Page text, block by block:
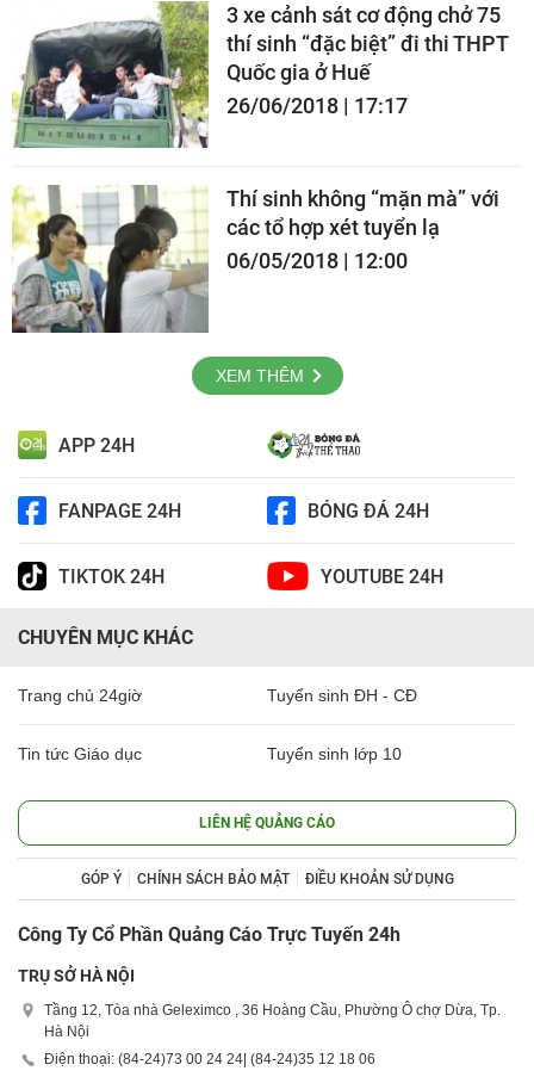
3 xe cảnh sát cơ động chở 75
thí sinh “đặc biệt” đi thi THPT
Quốc gia ở Huế
26/06/2018 | 17:17
Thí sinh không “mặn mà” với
các tổ hợp xét tuyển lạ
06/05/2018 | 12:00
XEM THÊM
APP 24H
FANPAGE 24H BÓNG ĐÁ 24H
TIKTOK 24H YOUTUBE 24H
CHUYÊN MỤC KHÁC
Trang chủ 24giờ Tuyển sinh ĐH - CĐ
Tin tức Giáo dục Tuyển sinh lớp 10
LIÊN HỆ QUẢNG CÁO
GÓP Ý CHÍNH SÁCH BẢO MẬT ĐIỀU KHOẢN SỬ DỤNG
Công Ty Cổ Phần Quảng Cáo Trực Tuyến 24h
TRỤ SỞ HÀ NỘI
Tầng 12, Tòa nhà Geleximco , 36 Hoàng Cầu, Phường Ô chợ Dừa, Tp.
Hà Nội
Điện thoại: (84-24)73 00 24 24 | (84-24)35 12 18 06